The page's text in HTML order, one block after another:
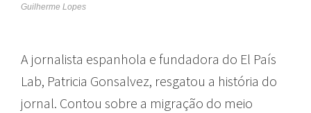
Guilherme Lopes
A jornalista espanhola e fundadora do El País
Lab, Patricia Gonsalvez, resgatou a história do
jornal. Contou sobre a migração do meio